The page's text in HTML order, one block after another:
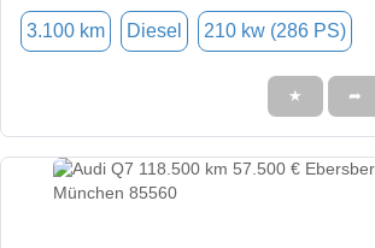
3.100 km Diesel 210 kw (286 PS)
★ ➦